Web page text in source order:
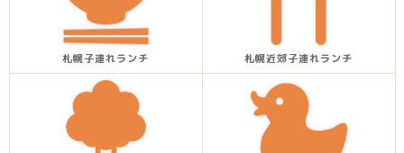
札幌子連れランチ 札幌近郊子連れランチ